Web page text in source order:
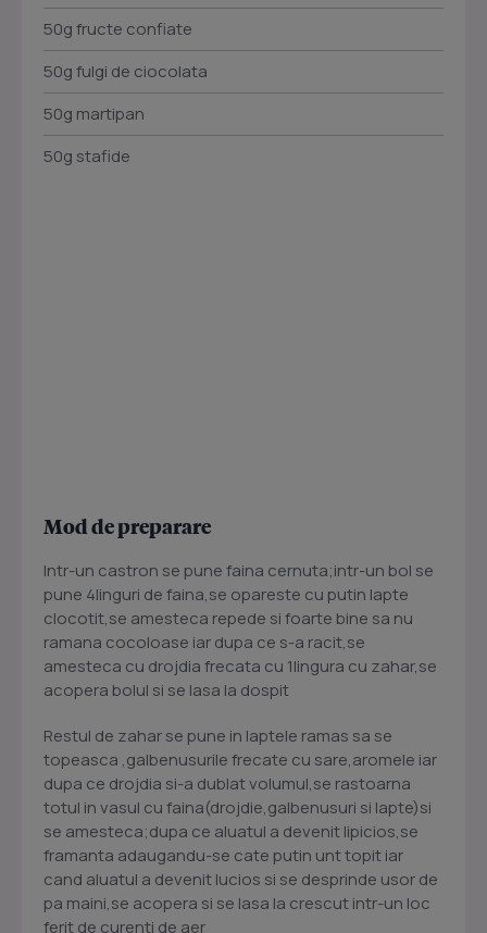
50g fructe confiate
50g fulgi de ciocolata
50g martipan
50g stafide
Mod de preparare
Intr-un castron se pune faina cernuta;intr-un bol se
pune 4linguri de faina,se opareste cu putin lapte
clocotit,se amesteca repede si foarte bine sa nu
ramana cocoloase iar dupa ce s-a racit,se
amesteca cu drojdia frecata cu 1lingura cu zahar,se
acopera bolul si se lasa la dospit
Restul de zahar se pune in laptele ramas sa se
topeasca ,galbenusurile frecate cu sare,aromele iar
dupa ce drojdia si-a dublat volumul,se rastoarna
totul in vasul cu faina(drojdie,galbenusuri si lapte)si
se amesteca;dupa ce aluatul a devenit lipicios,se
framanta adaugandu-se cate putin unt topit iar
cand aluatul a devenit lucios si se desprinde usor de
pa maini,se acopera si se lasa la crescut intr-un loc
ferit de curenti de aer